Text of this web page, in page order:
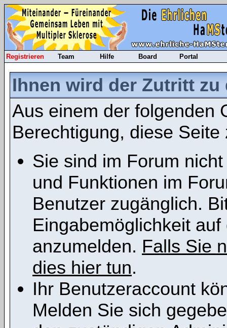
Registrieren Team Hilfe Board Portal
Ihnen wird der Zutritt
Aus einem der folgenden
Berechtigung, diese Seite
Sie sind im Forum
und Funktionen im
Benutzer zugänglich.
Eingabemöglichkeit
anzumelden. Falls Sie
dies hier tun.
Ihr Benutzeraccount
Melden Sie sich